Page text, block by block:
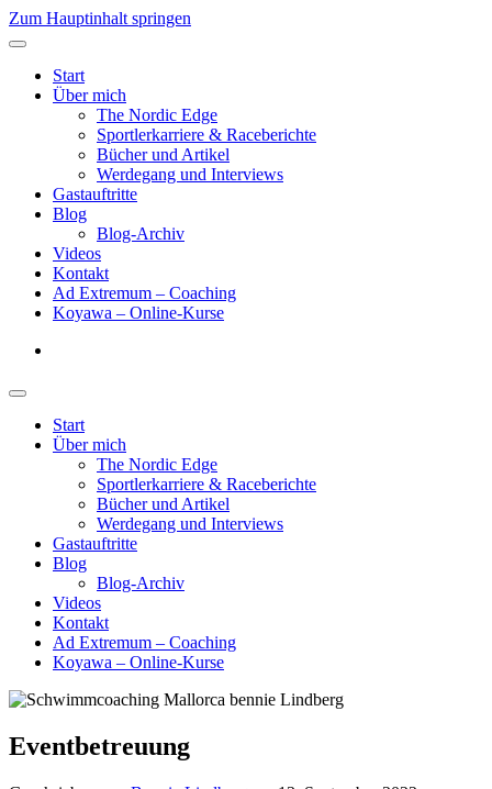
Zum Hauptinhalt springen
Start
Über mich
The Nordic Edge
Sportlerkarriere & Raceberichte
Bücher und Artikel
Werdegang und Interviews
Gastauftritte
Blog
Blog-Archiv
Videos
Kontakt
Ad Extremum – Coaching
Koyawa – Online-Kurse
Start
Über mich
The Nordic Edge
Sportlerkarriere & Raceberichte
Bücher und Artikel
Werdegang und Interviews
Gastauftritte
Blog
Blog-Archiv
Videos
Kontakt
Ad Extremum – Coaching
Koyawa – Online-Kurse
Eventbetreuung